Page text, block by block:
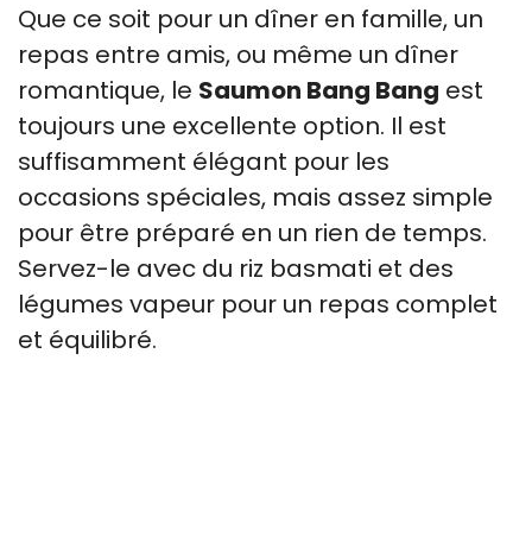
Que ce soit pour un dîner en famille, un
repas entre amis, ou même un dîner
romantique, le Saumon Bang Bang est
toujours une excellente option. Il est
suffisamment élégant pour les
occasions spéciales, mais assez simple
pour être préparé en un rien de temps.
Servez-le avec du riz basmati et des
légumes vapeur pour un repas complet
et équilibré.